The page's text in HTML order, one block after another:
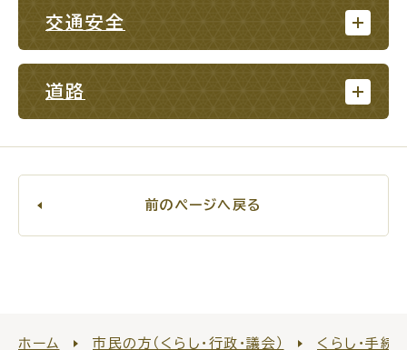
新着情報一覧
ふるさと納税
交通安全
道路
前のページへ戻る
ホーム 市民の方（くらし・行政・議会） くらし・手続